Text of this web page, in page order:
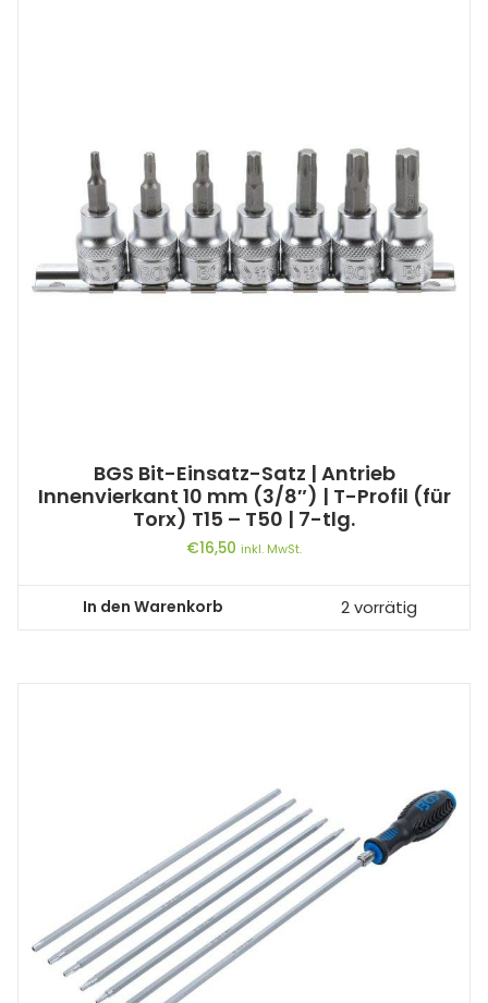
BGS Bit-Einsatz-Satz | Antrieb
Innenvierkant 10 mm (3/8″) | T-Profil (für
Torx) T15 – T50 | 7-tlg.
€16,50 inkl. MwSt.
In den Warenkorb 2 vorrätig